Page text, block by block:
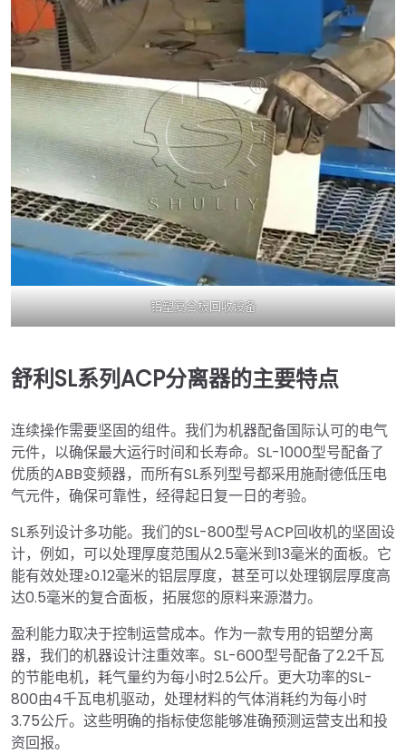
铝塑复合板回收设备
舒利SL系列ACP分离器的主要特点
连续操作需要坚固的组件。我们为机器配备国际认可的电气
元件，以确保最大运行时间和长寿命。SL-1000型号配备了
优质的ABB变频器，而所有SL系列型号都采用施耐德低压电
气元件，确保可靠性，经得起日复一日的考验。
SL系列设计多功能。我们的SL-800型号ACP回收机的坚固设
计，例如，可以处理厚度范围从2.5毫米到13毫米的面板。它
能有效处理≥0.12毫米的铝层厚度，甚至可以处理钢层厚度高
达0.5毫米的复合面板，拓展您的原料来源潜力。
盈利能力取决于控制运营成本。作为一款专用的铝塑分离
器，我们的机器设计注重效率。SL-600型号配备了2.2千瓦
的节能电机，耗气量约为每小时2.5公斤。更大功率的SL-
800由4千瓦电机驱动，处理材料的气体消耗约为每小时
3.75公斤。这些明确的指标使您能够准确预测运营支出和投
资回报。